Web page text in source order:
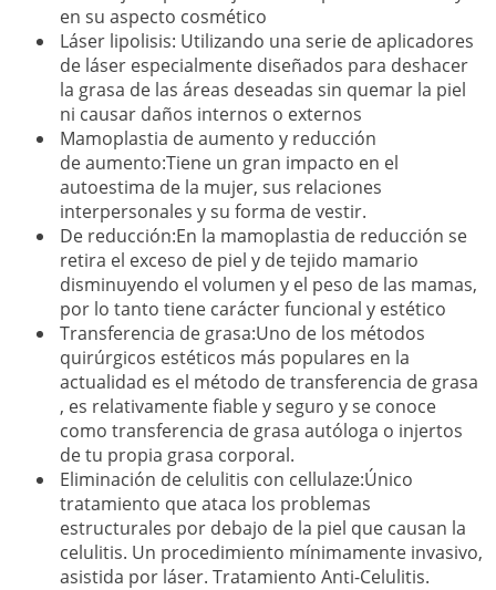
en su aspecto cosmético
Láser lipolisis: Utilizando una serie de aplicadores
de láser especialmente diseñados para deshacer
la grasa de las áreas deseadas sin quemar la piel
ni causar daños internos o externos
Mamoplastia de aumento y reducción
de aumento:Tiene un gran impacto en el
autoestima de la mujer, sus relaciones
interpersonales y su forma de vestir.
De reducción:En la mamoplastia de reducción se
retira el exceso de piel y de tejido mamario
disminuyendo el volumen y el peso de las mamas,
por lo tanto tiene carácter funcional y estético
Transferencia de grasa:Uno de los métodos
quirúrgicos estéticos más populares en la
actualidad es el método de transferencia de grasa
, es relativamente fiable y seguro y se conoce
como transferencia de grasa autóloga o injertos
de tu propia grasa corporal.
Eliminación de celulitis con cellulaze:Único
tratamiento que ataca los problemas
estructurales por debajo de la piel que causan la
celulitis. Un procedimiento mínimamente invasivo,
asistida por láser. Tratamiento Anti-Celulitis.